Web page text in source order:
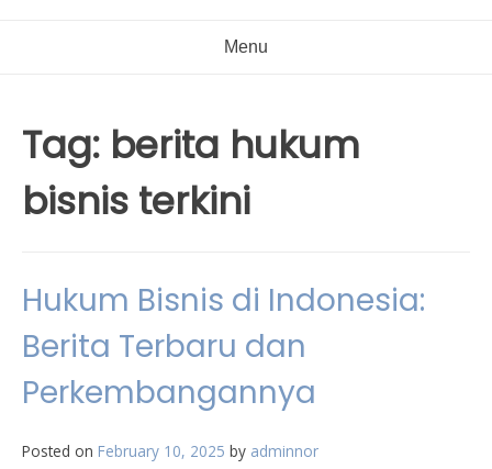
Menu
Tag: berita hukum
bisnis terkini
Hukum Bisnis di Indonesia:
Berita Terbaru dan
Perkembangannya
Posted on February 10, 2025 by adminnor